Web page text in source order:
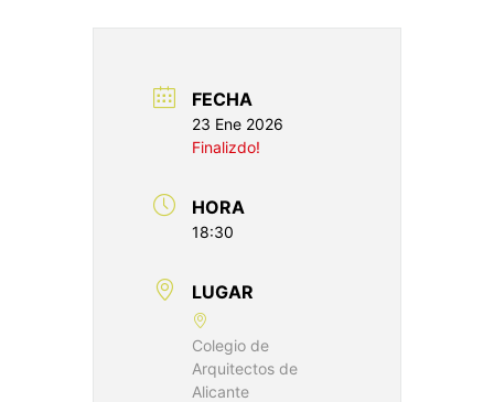
FECHA
23 Ene 2026
Finalizdo!
HORA
18:30
LUGAR
Colegio de
Arquitectos de
Alicante